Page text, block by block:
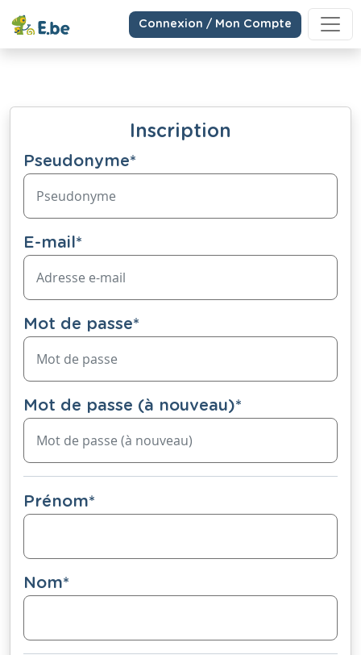
Connexion / Mon Compte
Inscription
Pseudonyme*
E-mail*
Mot de passe*
Mot de passe (à nouveau)*
Prénom*
Nom*